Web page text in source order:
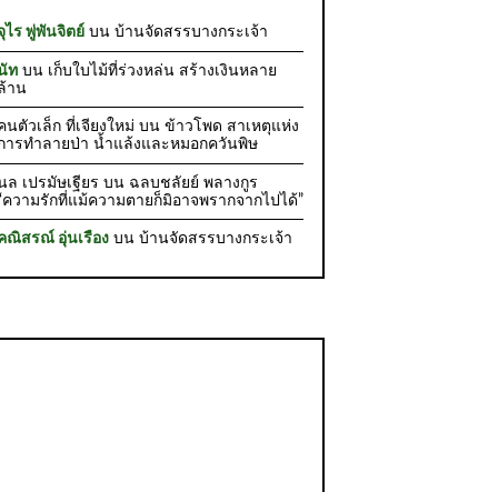
ไร พู่พันจิตย์บน บ้านจัดสรรบางกระเจ้า
ทบน เก็บใบไม้ที่ร่วงหล่น สร้างเงินหลาย
าน
นตัวเล็ก ที่เจียงใหม่ บน ข้าวโพด สาเหตุแห่ง
ารทำลายป่า น้ำแล้งและหมอกควันพิษ
ล เปรมัษเฐียร บน ฉลบชลัยย์ พลางกูร
ความรักที่แม้ความตายก็มิอาจพรากจากไปได้”
ณิสรณ์ อุ่นเรืองบน บ้านจัดสรรบางกระเจ้า